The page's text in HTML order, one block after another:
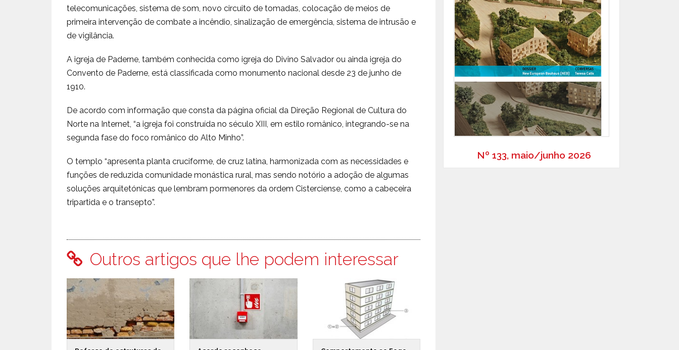
telecomunicações, sistema de som, novo circuito de tomadas, colocação de meios de
primeira intervenção de combate a incêndio, sinalização de emergência, sistema de intrusão e
de vigilância.
A igreja de Paderne, também conhecida como igreja do Divino Salvador ou ainda igreja do
Convento de Paderne, está classificada como monumento nacional desde 23 de junho de
1910.
De acordo com informação que consta da página oficial da Direção Regional de Cultura do
Norte na Internet, “a igreja foi construída no século XIII, em estilo românico, integrando-se na
segunda fase do foco românico do Alto Minho”.
O templo “apresenta planta cruciforme, de cruz latina, harmonizada com as necessidades e
funções de reduzida comunidade monástica rural, mas sendo notório a adoção de algumas
soluções arquitetónicas que lembram pormenores da ordem Cisterciense, como a cabeceira
tripartida e o transepto”.
Outros artigos que lhe podem interessar
Nº 133, maio/junho 2026